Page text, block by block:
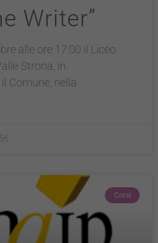
Writer”
alle ore 17:00 il Liceo
Strona, in
Comune, nella
Corsi